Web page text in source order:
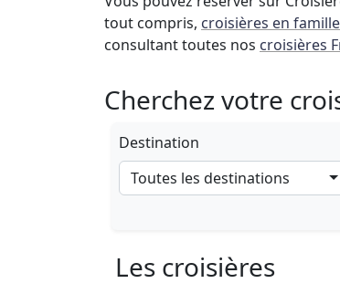
tout compris, croisières en famille
consultant toutes nos croisières
Cherchez votre
Destination
Toutes les destinations
Les croisières